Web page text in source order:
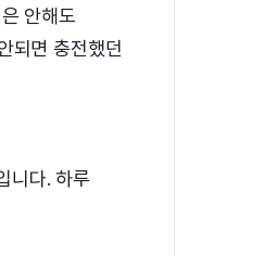
안해도
되면 충전했던
니다. 하루